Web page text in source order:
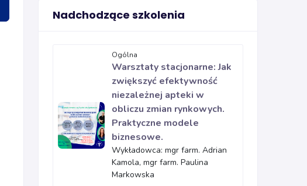
Nadchodzące szkolenia
Ogólna
Warsztaty stacjonarne: Jak
zwiększyć efektywność
niezależnej apteki w
obliczu zmian rynkowych.
Praktyczne modele
biznesowe.
Wykładowca: mgr farm. Adrian
Kamola, mgr farm. Paulina
Markowska